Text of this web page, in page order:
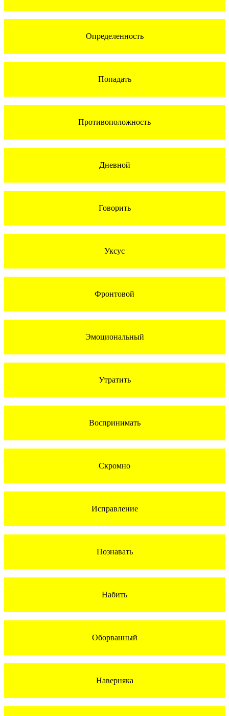
Определенность
Попадать
Противоположность
Дневной
Говорить
Уксус
Фронтовой
Эмоциональный
Утратить
Воспринимать
Скромно
Исправление
Познавать
Набить
Оборванный
Наверняка